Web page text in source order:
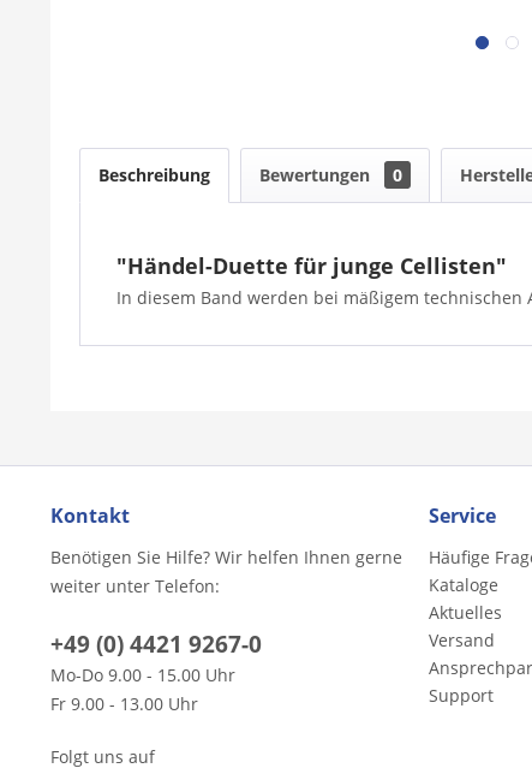
Beschreibung Bewertungen 0
"Händel-Duette für junge Cellisten"
In diesem Band werden bei mäßigem
Kontakt
Benötigen Sie Hilfe? Wir helfen Ihnen gerne
weiter unter Telefon:
+49 (0) 4421 9267-0
Mo-Do 9.00 - 15.00 Uhr
Fr 9.00 - 13.00 Uhr
Folgt uns auf
Service
Häufige
Kataloge
Aktuelles
Versand
Support